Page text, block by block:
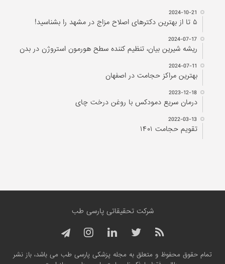
مقالات و اخبار روز
2024-10-21
۵ تا از بهترین دکتر‌های اصلاح مزاج در مشهد را بشناسید!
2024-07-17
ریشه شیرین بیان، تنظیم کننده سطح هورمون استروژن در بدن
2024-07-11
بهترین مراکز حجامت در اصفهان
2023-12-18
شرکت تحقیقاتی پارسی طب